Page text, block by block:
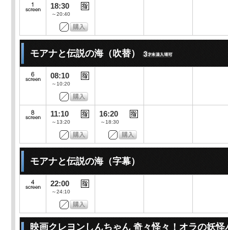
18:30
～20:40
モアナと伝説の海（吹替）
08:10
～10:20
11:10
～13:20
16:20
～18:30
モアナと伝説の海（字幕）
22:00
～24:10
映画クレヨンしんちゃん 奇々怪々！オラの妖怪